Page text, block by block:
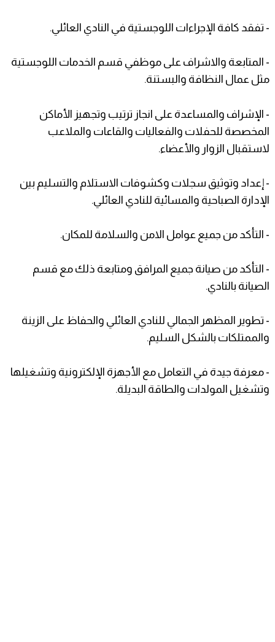
- تفقد كافة الإجراءات اللوجستية في النادي العائلي.
- المتابعة والاشراف على موظفي قسم الخدمات اللوجستية
مثل عمال النظافة والبستنة.
- الإشراف والمساعدة على انجاز ترتيب وتجهيز الأماكن
المخصصة للحفلات والفعاليات والقاعات والملاعب
لاستقبال الزوار والأعضاء.
- إعداد وتوثيق سجلات وكشوفات الاستلام والتسليم بين
الإدارة الصباحية والمسائية للنادي العائلي.
- التأكد من جميع عوامل الامن والسلامة للمكان.
- التأكد من صيانة جميع المرافق ومتابعة ذلك مع قسم
الصيانة بالنادي.
- تطوير المظهر الجمالي للنادي العائلي والحفاظ على الزينة
والممتلكات بالشكل السليم.
- معرفة جيدة في التعامل مع الأجهزة الإلكترونية وتشغيلها
وتشغيل المولدات والطاقة البديلة.